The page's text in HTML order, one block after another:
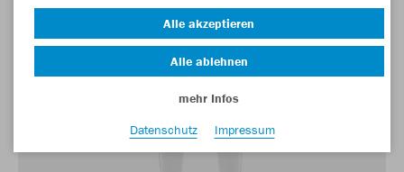
Alle akzeptieren
Alle ablehnen
mehr Infos
Datenschutz
Impressum